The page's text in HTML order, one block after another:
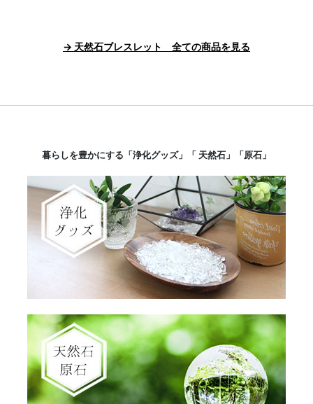
→ 天然石ブレスレット 全ての商品を見る
暮らしを豊かにする「浄化グッズ」「 天然石」「原石」